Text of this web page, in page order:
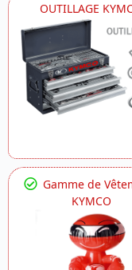
OUTILLAGE
Gamme de
KYMCO